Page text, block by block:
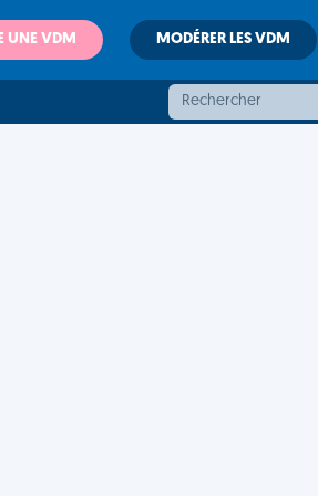
UNE VDM MODÉRER LES VDM